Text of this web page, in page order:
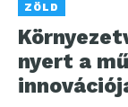
ZÖLD
nyert a